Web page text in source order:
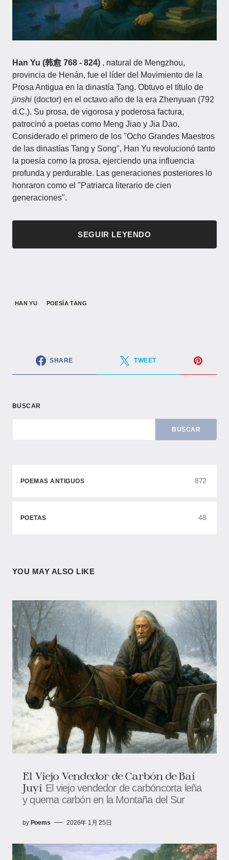
Han Yu (韩愈 768 - 824) , natural de Mengzhou,
provincia de Henán, fue el líder del Movimiento de la
Prosa Antigua en la dinastía Tang. Obtuvo el título de
jinshi (doctor) en el octavo año de la era Zhenyuan (792
d.C.). Su prosa, de vigorosa y poderosa factura,
patrocinó a poetas como Meng Jiao y Jia Dao.
Considerado el primero de los "Ocho Grandes Maestros
de las dinastías Tang y Song", Han Yu revolucionó tanto
la poesía como la prosa, ejerciendo una influencia
profunda y perdurable. Las generaciones posteriores lo
honraron como el "Patriarca literario de cien
generaciones".
SEGUIR LEYENDO
HAN YU POESÍA TANG
SHARE TWEET
BUSCAR
BUSCAR
POEMAS ANTIGUOS 872
POETAS 48
YOU MAY ALSO LIKE
El Viejo Vendedor de Carbón de Bai
Juyi El viejo vendedor de carbóncorta leña
y quema carbón en la Montaña del Sur
by Poems 2026年 1月 25日